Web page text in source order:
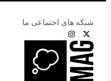
شبکه های اجتماعی ما